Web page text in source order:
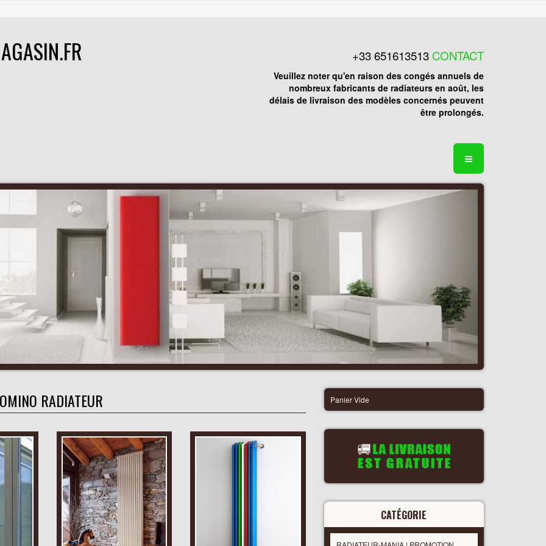
+33 651613513 CONTACT
Veuillez noter qu'en raison des congés annuels de
nombreux fabricants de radiateurs en août, les
délais de livraison des modèles concernés peuvent
être prolongés.
RADIATEUR Panier Vide
CATÉGORIE